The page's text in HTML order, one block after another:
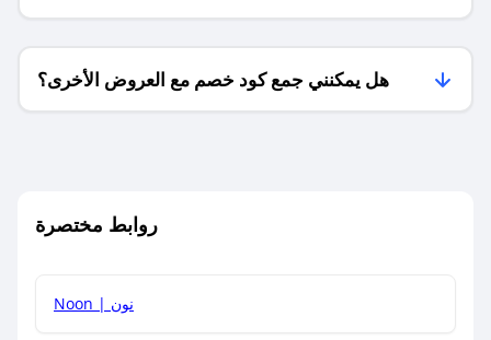
فقط؟
هل يمكنني جمع كود خصم مع العروض الأخرى؟
روابط مختصرة
Noon | نون